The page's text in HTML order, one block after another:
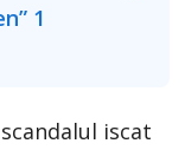
iscat